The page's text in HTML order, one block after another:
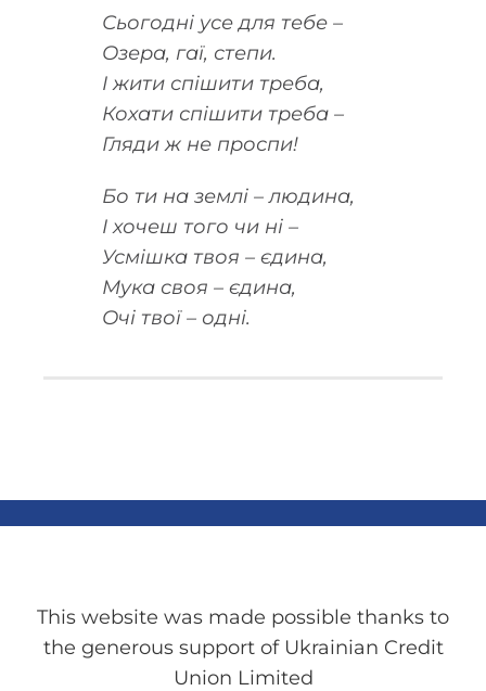
Сьогодні усе для тебе –
Озера, гаї, степи.
І жити спішити треба,
Кохати спішити треба –
Гляди ж не проспи!
Бо ти на землі – людина,
І хочеш того чи ні –
Усмішка твоя – єдина,
Мука своя – єдина,
Очі твої – одні.
This website was made possible thanks to
the generous support of Ukrainian Credit
Union Limited